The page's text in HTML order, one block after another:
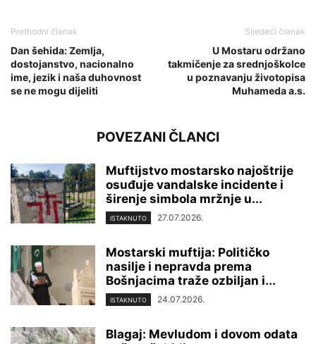
Prethodni članak
Dan šehida: Zemlja,
dostojanstvo, nacionalno
ime, jezik i naša duhovnost
se ne mogu dijeliti
Sljedeći članak
U Mostaru održano
takmičenje za srednjoškolce
u poznavanju životopisa
Muhameda a.s.
POVEZANI ČLANCI
Muftijstvo mostarsko najoštrije
osuđuje vandalske incidente i
širenje simbola mržnje u...
ISTAKNUTO 27.07.2026.
Mostarski muftija: Političko
nasilje i nepravda prema
Bošnjacima traže ozbiljan i...
ISTAKNUTO 24.07.2026.
Blagaj: Mevludom i dovom odata